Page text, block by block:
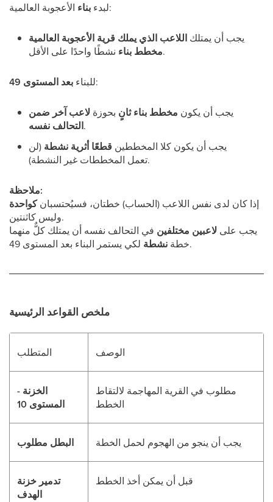
لبدء بناء الأعجوبة العالمية:
يجب أن يمتلك اللاعب الذي يملك قرية الأعجوبة العالمية
مخطط بناءنشطًا واحدًا على الأقل.
للبناء بعد المستوى 49 :
يجب أن يكون مخطط بناء ثانٍ بحوزة لاعب آخر ضمن
التحالف نفسه.
يجب أن يكون كلا المخططين قطعًا أثرية نشطة (لن
تعمل المخططات غير النشطة).
ملاحظة:
إذا كان لدى نفس اللاعب (الحساب) خطتان، فسيُحتسبانكواحدة
وليس كاثنتين.
يجب على لاعبين مختلفين في التحالف نفسه أن يمتلك كلٌّ منهما
خطة نشطة لكي يستمر البناء بعد المستوى 49.
ملخص القواعد الرئيسية
المتطلب الوصف
الخزنة -
المستوى 10
مطلوب في القرية المهاجمة لالتقاط
الخطط
البطل مطلوب يجب أن ينجو من الهجوم لحمل الخطة
تدمير خزنة
الهدف
قبل أن يمكن أخذ الخطط